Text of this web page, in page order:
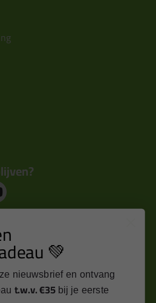
deals rechtstreeks in je
💚
nieuwsbrief en ontvang
t.w.v. €35 bij je eerste